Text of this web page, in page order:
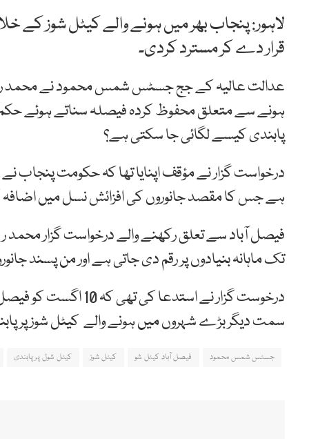
لاہور: پنجاب بھر میں ہونے والے کیٹل شوز کے
قرار دے کر مسترد کردی۔
عدالت عالیہ کے جج جسٹس شمس محمود نے محمد
ہونے سے متعلق محفوظ کردہ فیصلہ سناتے ہوئے حکم
پابندی کیسے لگائی جا سکتی ہے؟
درخواست گزار نے مؤقف اپنایا تھا کہ حکومت
ہے جس کا مقصد جانوروں کی افزائش نسل میں اضافہ
فیصل آباد سے تعلق رکھنے والے درخواست گزار محمد
تک ماہانہ بنیادوں پر رقم دی جاتی ہے اور من پسند
درخوست گزار نے
سمت دیگر بڑے شہروں میں ہونے والے کیٹل شوز پر
جسٹس شمس محمود فیصل آباد کیٹل شو کیٹل شوز کیٹل شول پر پابندی